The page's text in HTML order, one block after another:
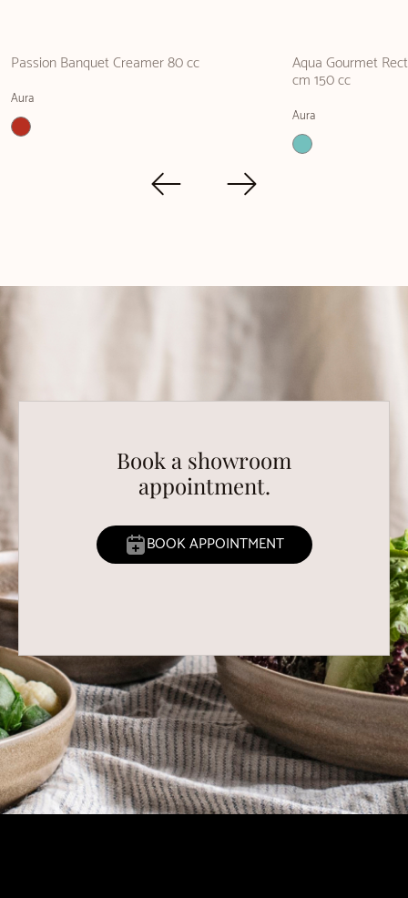
Passion Banquet Creamer 80 cc
Aura
Aqua Gourmet
cm 150 cc
Aura
Book a showroom
appointment.
BOOK APPOINTMENT